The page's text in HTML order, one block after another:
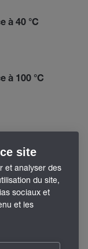
à 40 °C
à 100 °C
site
et analyser des
du site,
sociaux et
et les